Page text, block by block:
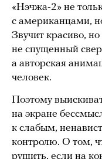
«Нэчжа-2» не
с американцами,
Звучит красиво,
не спущенный
а авторская
человек.
Поэтому
на экране
к слабым,
контролю. О том,
рушить, если на